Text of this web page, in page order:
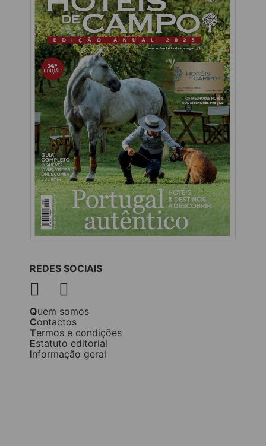
REDES SOCIAIS
Quem somos
Contactos
Termos e condições
Estatuto editorial
Informação geral